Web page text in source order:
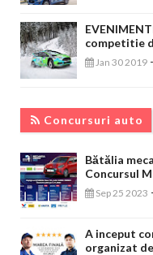
competitie
Jan 30 2019 -
Concursuri auto
Bătălia
Concursul
Sep 25 2023 -
A inceput
organizat